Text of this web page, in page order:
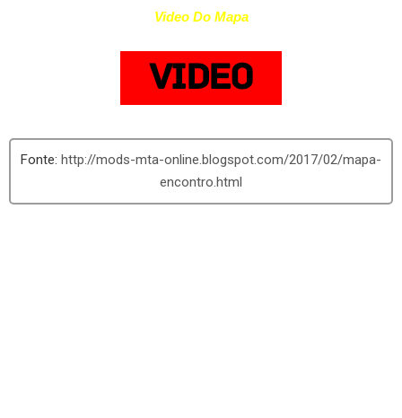
Video Do Mapa
http://mods-mta-online.blogspot.com/2017/02/mapa-
encontro.html